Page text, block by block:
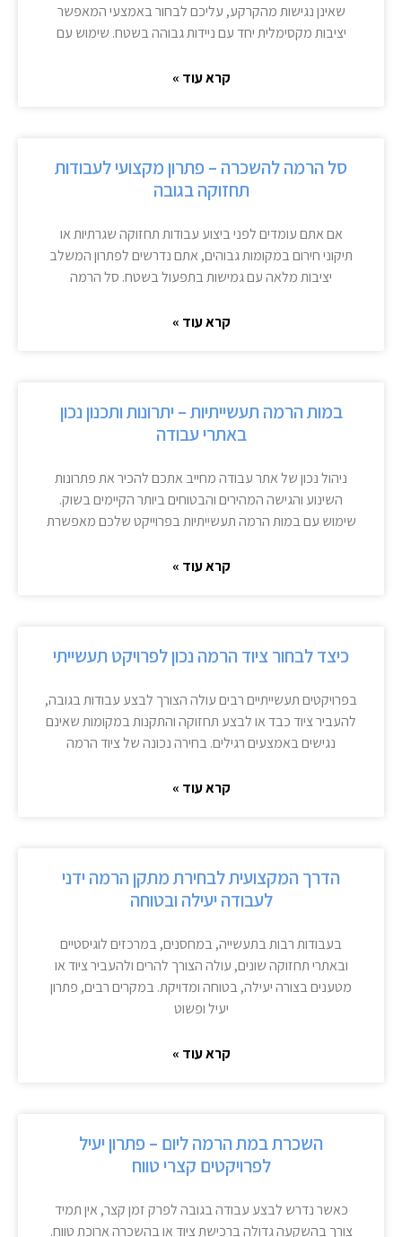
שאינן נגישות מהקרקע, עליכם לבחור באמצעי המאפשר
יציבות מקסימלית יחד עם ניידות גבוהה בשטח. שימוש עם
קרא עוד »
סל הרמה להשכרה – פתרון מקצועי לעבודות
תחזוקה בגובה
אם אתם עומדים לפני ביצוע עבודות תחזוקה שגרתיות או
תיקוני חירום במקומות גבוהים, אתם נדרשים לפתרון המשלב
יציבות מלאה עם גמישות בתפעול בשטח. סל הרמה
קרא עוד »
במות הרמה תעשייתיות – יתרונות ותכנון נכון
באתרי עבודה
ניהול נכון של אתר עבודה מחייב אתכם להכיר את פתרונות
השינוע והגישה המהירים והבטוחים ביותר הקיימים בשוק.
שימוש עם במות הרמה תעשייתיות בפרוייקט שלכם מאפשרת
קרא עוד »
כיצד לבחור ציוד הרמה נכון לפרויקט תעשייתי
בפרויקטים תעשייתיים רבים עולה הצורך לבצע עבודות בגובה,
להעביר ציוד כבד או לבצע תחזוקה והתקנות במקומות שאינם
נגישים באמצעים רגילים. בחירה נכונה של ציוד הרמה
קרא עוד »
הדרך המקצועית לבחירת מתקן הרמה ידני
לעבודה יעילה ובטוחה
בעבודות רבות בתעשייה, במחסנים, במרכזים לוגיסטיים
ובאתרי תחזוקה שונים, עולה הצורך להרים ולהעביר ציוד או
מטענים בצורה יעילה, בטוחה ומדויקת. במקרים רבים, פתרון
יעיל ופשוט
קרא עוד »
השכרת במת הרמה ליום – פתרון יעיל
לפרויקטים קצרי טווח
כאשר נדרש לבצע עבודה בגובה לפרק זמן קצר, אין תמיד
צורך בהשקעה גדולה ברכישת ציוד או בהשכרה ארוכת טווח.